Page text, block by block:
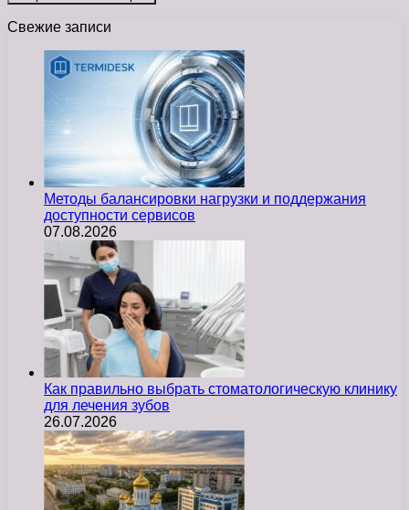
Свежие записи
Методы балансировки нагрузки и поддержания
доступности сервисов
07.08.2026
Как правильно выбрать стоматологическую клинику
для лечения зубов
26.07.2026